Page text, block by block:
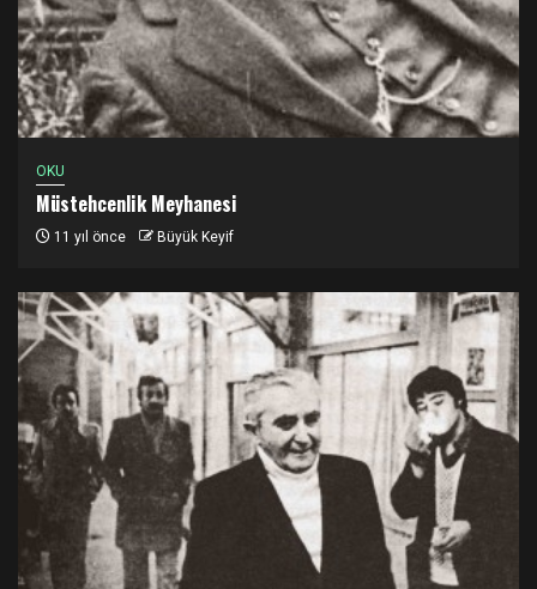
OKU
Müstehcenlik Meyhanesi
11 yıl önce Büyük Keyif